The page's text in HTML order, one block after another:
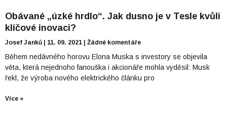
Obávané „úzké hrdlo“. Jak dusno je v Tesle kvůli
klíčové inovaci?
Josef Janků 11. 09. 2021 Žádné komentáře
Během nedávného horovu Elona Muska s investory se objevila
věta, která nejednoho fanouška i akcionáře mohla vyděsil: Musk
řekl, že výroba nového elektrického článku pro
Více »